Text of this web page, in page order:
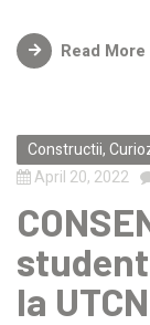
Read More
Constructii,
April 20, 2022
la UTCN